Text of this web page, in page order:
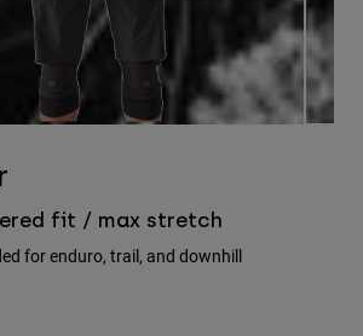
fit / max stretch
for enduro, trail, and downhill